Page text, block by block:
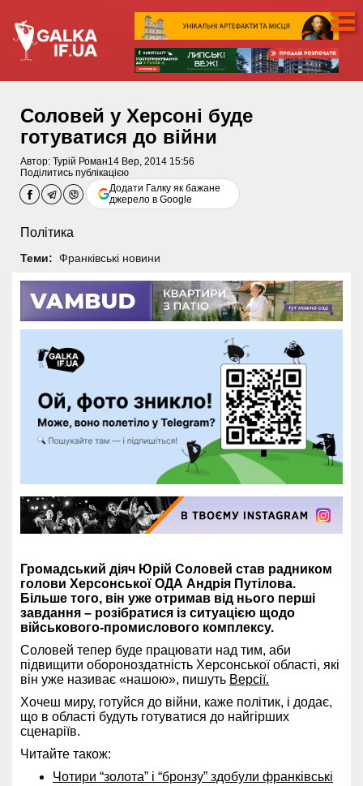
Соловей у Херсоні буде
готуватися до війни
Автор: Турій Роман14 Вер, 2014 15:56
Поділитись публікацією
Додати Галку як бажане
джерело в Google
Політика
Теми: Франківські новини
Громадський діяч Юрій Соловей став радником
голови Херсонської ОДА Андрія Путілова.
Більше того, він уже отримав від нього перші
завдання – розібратися із ситуацією щодо
військового-промислового комплексу.
Соловей тепер буде працювати над тим, аби
підвищити обороноздатність Херсонської області, які
він уже називає «нашою», пишуть Версії.
Хочеш миру, готуйся до війни, каже політик, і додає,
що в області будуть готуватися до найгірших
сценаріїв.
Читайте також:
Чотири “золота” і “бронзу” здобули франківські